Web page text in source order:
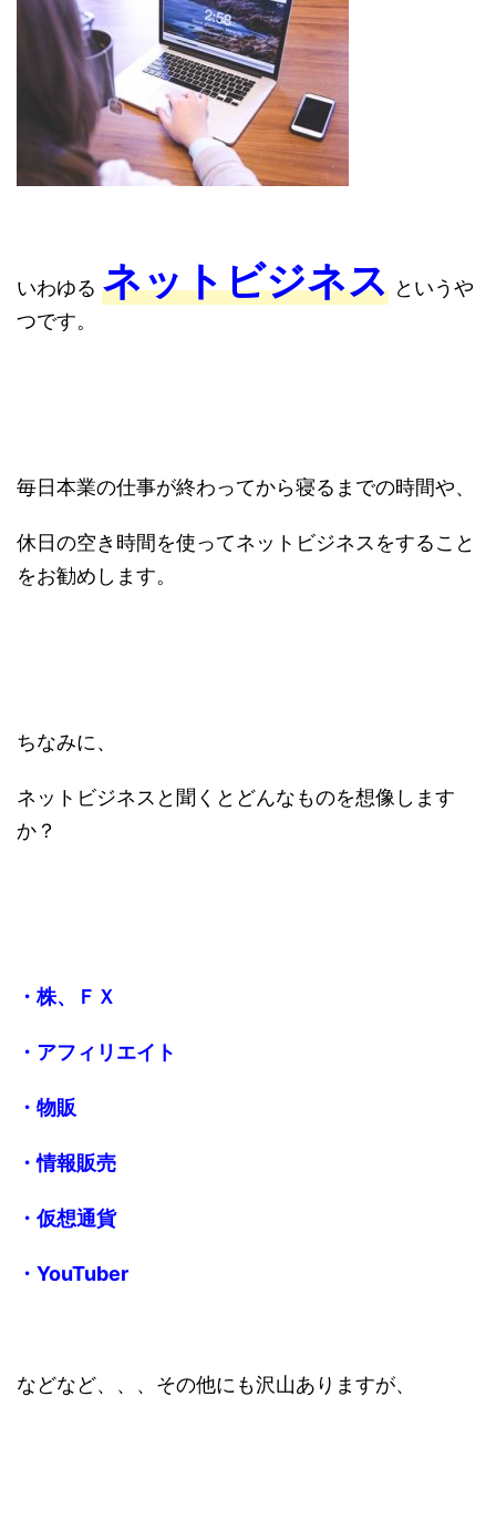
いわゆる ネットビジネス というや
つです。
毎日本業の仕事が終わってから寝るまでの時間や、
休日の空き時間を使ってネットビジネスをすること
をお勧めします。
ちなみに、
ネットビジネスと聞くとどんなものを想像します
か？
・株、ＦＸ
・アフィリエイト
・物販
・情報販売
・仮想通貨
・YouTuber
などなど、、、その他にも沢山ありますが、